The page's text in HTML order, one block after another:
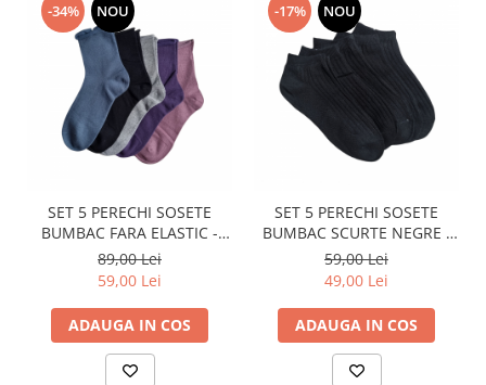
-34% NOU
SET 5 PERECHI SOSETE
BUMBAC FARA ELASTIC -
DAMA - COLORATE
89,00 Lei
59,00 Lei
ADAUGA IN COS
-17% NOU
SET 5 PERECHI SOSETE
BUMBAC SCURTE NEGRE -
DAMA
59,00 Lei
49,00 Lei
ADAUGA IN COS